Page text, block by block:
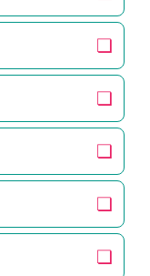
❏
❏
❏
❏
❏